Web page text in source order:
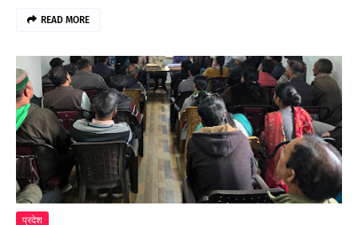
READ MORE
प्रदेश